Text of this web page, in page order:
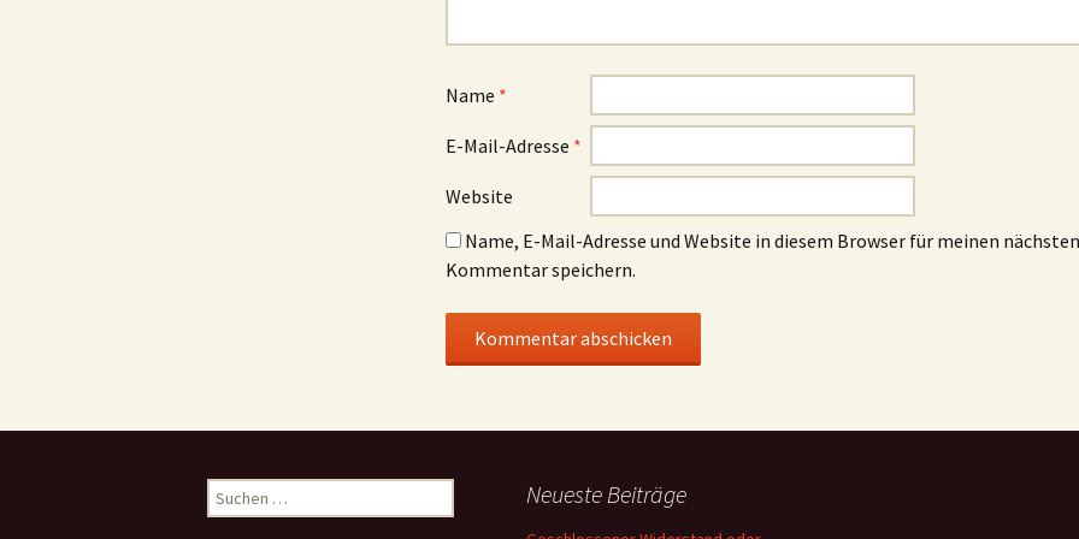
Name *
E-Mail-Adresse *
Website
Name, E-Mail-Adresse und Website in diesem Browser für meinen nächsten
Kommentar speichern.
u
Neueste Beiträge